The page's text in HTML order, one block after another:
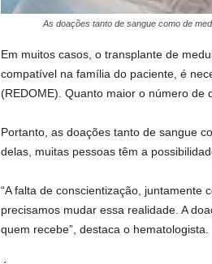
As doações tanto de sangue como de
Em muitos casos, o transplante de
compatível na família do paciente, é
(REDOME). Quanto maior o número de
Portanto, as doações tanto de sangue
delas, muitas pessoas têm a
“A falta de conscientização,
precisamos mudar essa realidade. A
quem recebe”, destaca o hematologista.